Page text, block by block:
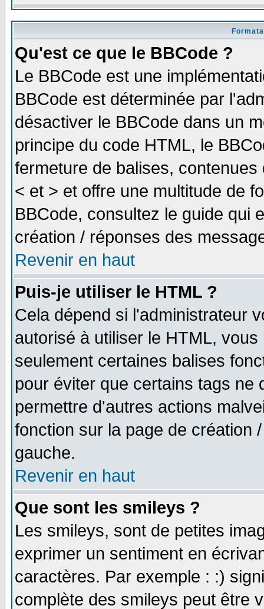
Qu'est ce que le BBCode ?
Le BBCode est une
BBCode est déterminée par
désactiver le BBCode dans un
principe du code HTML, le
fermeture de balises,
< et > et offre une multitude de
BBCode, consultez le guide qui
création / réponses des
Revenir en haut
Puis-je utiliser le HTML ?
Cela dépend si l'administrateur
autorisé à utiliser le HTML,
seulement certaines balises
pour éviter que certains tags ne
permettre d'autres actions
fonction sur la page de création
gauche.
Revenir en haut
Que sont les smileys ?
Les smileys, sont de petites
exprimer un sentiment en
caractères. Par exemple : :)
complète des smileys peut être